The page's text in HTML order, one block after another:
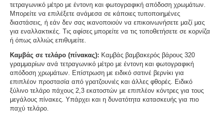
τετραγωνικό μέτρο με έντονη και φωτογραφική απόδοση χρωμάτων.
Μπορείτε να επιλέξετε ανάμεσα σε κάποιες τυποποιημένες
διαστάσεις, ή εάν δεν σας ικανοποιούν να επικοινωνήσετε μαζί μας
για εναλλακτικές. Τις αφίσες μπορείτε να τις τοποθετήσετε σε κορνίζα
ή όπως αλλιώς επιθυμείτε.
Καμβάς σε τελάρο (πίνακας): Καμβάς βαμβακερός βάρους 320
γραμμαρίων ανά τετραγωνικό μέτρο με έντονη και φωτογραφική
απόδοση χρωμάτων. Επίστρωση με ειδικό σατινέ βερνίκι για
επιπλέον προστασία από γρατζουνιές και άλλες φθορές. Ειδικό
ξύλινο τελάρο πάχους 2,3 εκατοστών με επιπλέον κόντρες για τους
μεγάλους πίνακες. Υπάρχει και η δυνατότητα κατασκευής για πιο
παχύ τελάρο.